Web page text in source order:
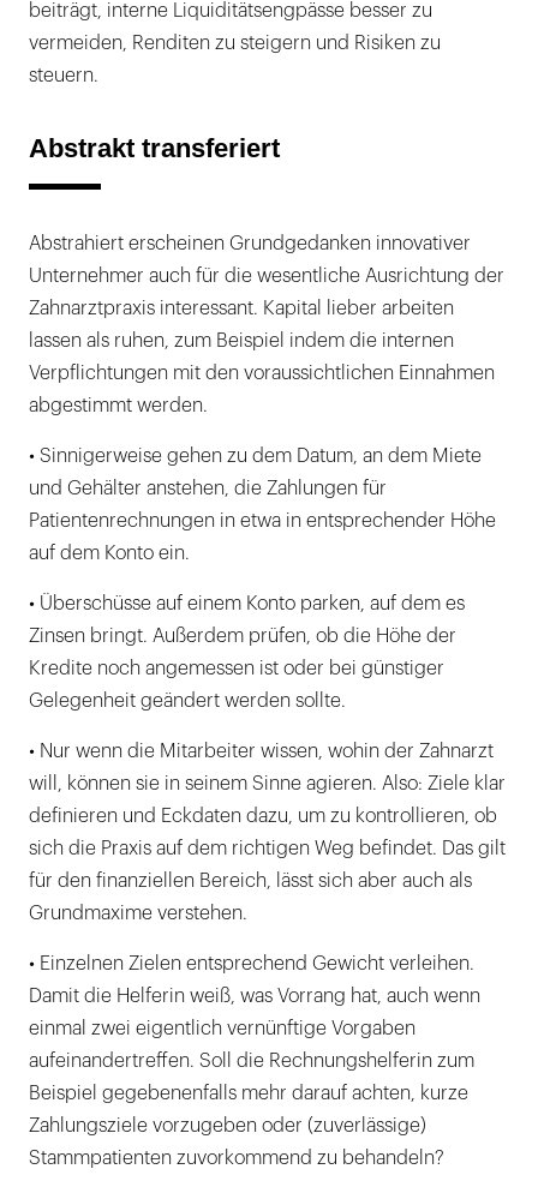
beiträgt, interne Liquiditätsengpässe besser zu
vermeiden, Renditen zu steigern und Risiken zu
steuern.
Abstrakt transferiert
Abstrahiert erscheinen Grundgedanken innovativer
Unternehmer auch für die wesentliche Ausrichtung der
Zahnarztpraxis interessant. Kapital lieber arbeiten
lassen als ruhen, zum Beispiel indem die internen
Verpflichtungen mit den voraussichtlichen Einnahmen
abgestimmt werden.
• Sinnigerweise gehen zu dem Datum, an dem Miete
und Gehälter anstehen, die Zahlungen für
Patientenrechnungen in etwa in entsprechender Höhe
auf dem Konto ein.
• Überschüsse auf einem Konto parken, auf dem es
Zinsen bringt. Außerdem prüfen, ob die Höhe der
Kredite noch angemessen ist oder bei günstiger
Gelegenheit geändert werden sollte.
• Nur wenn die Mitarbeiter wissen, wohin der Zahnarzt
will, können sie in seinem Sinne agieren. Also: Ziele klar
definieren und Eckdaten dazu, um zu kontrollieren, ob
sich die Praxis auf dem richtigen Weg befindet. Das gilt
für den finanziellen Bereich, lässt sich aber auch als
Grundmaxime verstehen.
• Einzelnen Zielen entsprechend Gewicht verleihen.
Damit die Helferin weiß, was Vorrang hat, auch wenn
einmal zwei eigentlich vernünftige Vorgaben
aufeinandertreffen. Soll die Rechnungshelferin zum
Beispiel gegebenenfalls mehr darauf achten, kurze
Zahlungsziele vorzugeben oder (zuverlässige)
Stammpatienten zuvorkommend zu behandeln?